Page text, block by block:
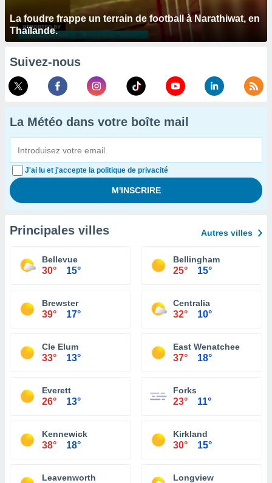
La foudre frappe un terrain de football à Narathiwat, en
Thaïlande.
Suivez-nous
La Météo dans votre boîte mail
J'ai lu et j'accepte la politique de privacité
Principales villes Autres villes
Bellevue
30° 15°
Bellingham
25° 15°
Brewster
39° 17°
Centralia
32° 10°
Cle Elum
33° 13°
East Wenatchee
37° 18°
Everett
26° 13°
Forks
23° 11°
Kennewick
38° 18°
Kirkland
30° 15°
Leavenworth Longview